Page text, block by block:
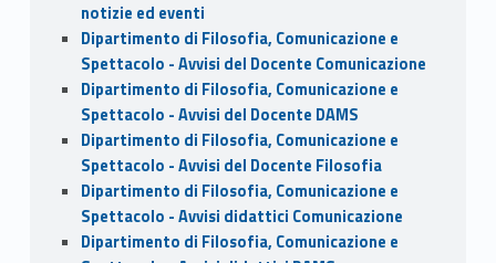
notizie ed eventi
Dipartimento di Filosofia, Comunicazione e
Spettacolo - Avvisi del Docente Comunicazione
Dipartimento di Filosofia, Comunicazione e
Spettacolo - Avvisi del Docente DAMS
Dipartimento di Filosofia, Comunicazione e
Spettacolo - Avvisi del Docente Filosofia
Dipartimento di Filosofia, Comunicazione e
Spettacolo - Avvisi didattici Comunicazione
Dipartimento di Filosofia, Comunicazione e